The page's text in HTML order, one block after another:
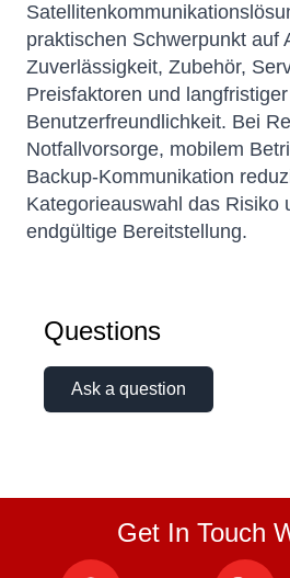
praktischen Schwerpunkt auf
Zuverlässigkeit, Zubehör,
Preisfaktoren und langfristiger
Benutzerfreundlichkeit. Bei
Notfallvorsorge, mobilem
Backup-Kommunikation
Kategorieauswahl das Risiko
endgültige Bereitstellung.
Questions
Ask a question
Get In Touch